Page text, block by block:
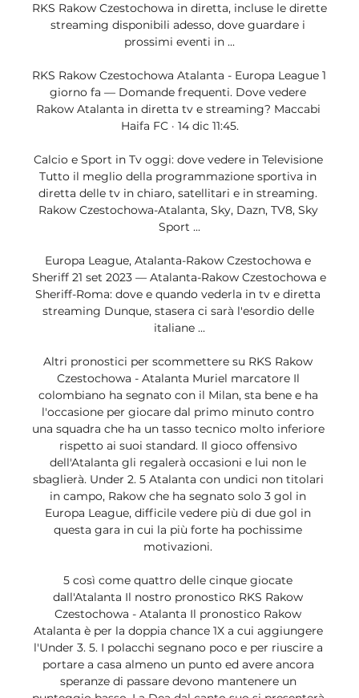
RKS Rakow Czestochowa in diretta, incluse le dirette
streaming disponibili adesso, dove guardare i
prossimi eventi in ...
RKS Rakow Czestochowa Atalanta - Europa League 1
giorno fa — Domande frequenti. Dove vedere
Rakow Atalanta in diretta tv e streaming? Maccabi
Haifa FC · 14 dic 11:45.
Calcio e Sport in Tv oggi: dove vedere in Televisione
Tutto il meglio della programmazione sportiva in
diretta delle tv in chiaro, satellitari e in streaming.
Rakow Czestochowa-Atalanta, Sky, Dazn, TV8, Sky
Sport ...
Europa League, Atalanta-Rakow Czestochowa e
Sheriff 21 set 2023 — Atalanta-Rakow Czestochowa e
Sheriff-Roma: dove e quando vederla in tv e diretta
streaming Dunque, stasera ci sarà l'esordio delle
italiane ...
Altri pronostici per scommettere su RKS Rakow
Czestochowa - Atalanta Muriel marcatore Il
colombiano ha segnato con il Milan, sta bene e ha
l'occasione per giocare dal primo minuto contro
una squadra che ha un tasso tecnico molto inferiore
rispetto ai suoi standard. Il gioco offensivo
dell'Atalanta gli regalerà occasioni e lui non le
sbaglierà. Under 2. 5 Atalanta con undici non titolari
in campo, Rakow che ha segnato solo 3 gol in
Europa League, difficile vedere più di due gol in
questa gara in cui la più forte ha pochissime
motivazioni.
5 così come quattro delle cinque giocate
dall'Atalanta Il nostro pronostico RKS Rakow
Czestochowa - Atalanta Il pronostico Rakow
Atalanta è per la doppia chance 1X a cui aggiungere
l'Under 3. 5. I polacchi segnano poco e per riuscire a
portare a casa almeno un punto ed avere ancora
speranze di passare devono mantenere un